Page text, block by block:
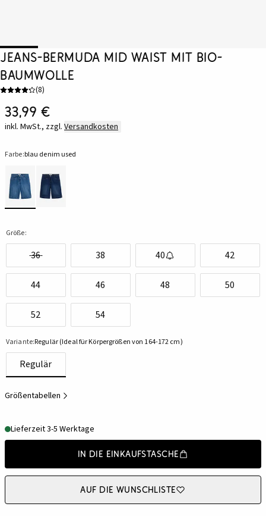
Jeans-Bermuda Mid Waist mit Bio-
Baumwolle
(8)
33,99 €
inkl. MwSt., zzgl. Versandkosten
Farbe:blau denim used
Größe:
36 38 40 42
44 46 48 50
52 54
Variante:Regulär (Ideal für Körpergrößen von 164-172 cm)
Regulär
Größentabellen
Lieferzeit 3-5 Werktage
In die Einkaufstasche
Auf die Wunschliste